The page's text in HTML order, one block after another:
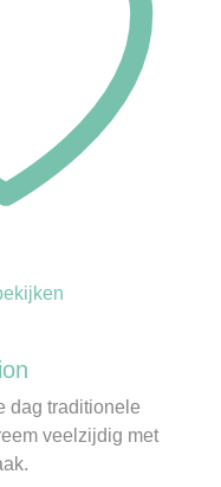
dag traditionele
veelzijdig met